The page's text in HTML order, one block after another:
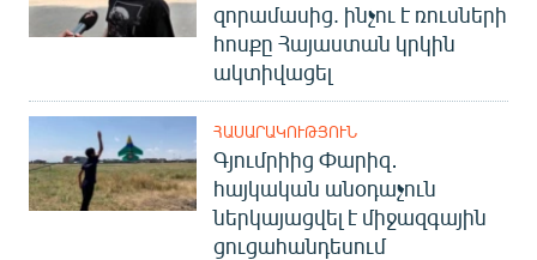
զորամասից. ինչու է ռուսների
հոսքը Հայաստան կրկին
ակտիվացել
ՀԱՍԱՐԱԿՈՒԹՅՈՒՆ
Գյումրիից Փարիզ․
հայկական անօդաչուն
ներկայացվել է միջազգային
ցուցահանդեսում